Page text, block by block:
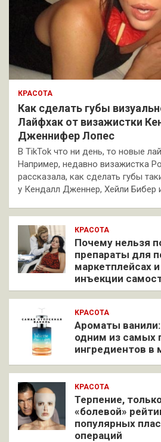
КРАСОТА
Как сделать губы
Лайфхак от визажистки
Дженнифер Лопес
В TikTok что ни день, то новые
Например, недавно визажистка
рассказала, как сделать губы
у Кендалл Дженнер, Хейли
КРАСОТА
Почему нельзя
препараты для
маркетплейсах
инъекции
КРАСОТА
Ароматы
одним из самых
ингредиентов в
КРАСОТА
Терпение,
«болевой»
популярных
операций